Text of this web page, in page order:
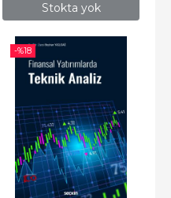
Stokta yok
-%18